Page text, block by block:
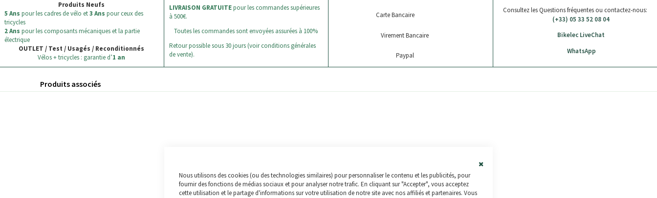
Nous utilisons des cookies (ou des technologies similaires) pour personnaliser le contenu et les publicités, pour
fournir des fonctions de médias sociaux et pour analyser notre trafic. En cliquant sur "Accepter", vous acceptez
cette utilisation et le partage d'informations sur votre utilisation de notre site avec nos affiliés et partenaires. Vous
Produits Neufs
5 Ans pour les cadres de vélo et3 Ans pour ceux des
tricycles
2 Ans pour les composants mécaniques et la partie
électrique
OUTLET / Test / Usagés / Reconditionnés
Vélos + tricycles : garantie d’1 an
LIVRAISON GRATUITEpour les commandes supérieures
à 500€.
Toutes les commandes sont envoyées assurées à 100%
Retour possible sous 30 jours (voir conditions générales
de vente).
Carte Bancaire
Virement Bancaire
Paypal
Consultez les Questions fréquentes ou contactez-nous:
(+33) 05 33 52 08 04
Bikelec LiveChat
WhatsApp
Produits associés